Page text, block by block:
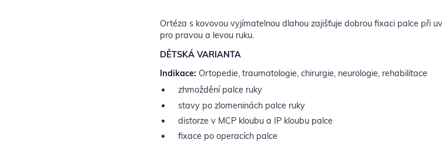
Ortéza s kovovou vyjímatelnou dlahou zajišťuje dobrou fixaci palce při
pro pravou a levou ruku.
DĚTSKÁ VARIANTA
Indikace: Ortopedie, traumatologie, chirurgie, neurologie, rehabilitace
zhmoždění palce ruky
stavy po zlomeninách palce ruky
distorze v MCP kloubu a IP kloubu palce
fixace po operacích palce